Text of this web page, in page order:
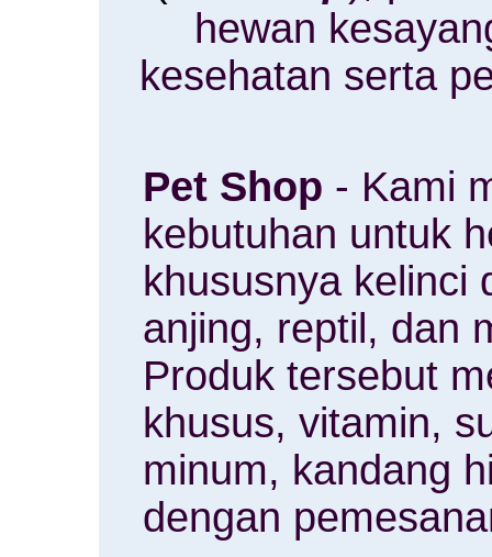
hewan
kesehatan serta
Pet Shop - Kami
kebutuhan untuk
khususnya kelinci
anjing, reptil, dan
Produk tersebut
khusus, vitamin,
minum, kandang
dengan